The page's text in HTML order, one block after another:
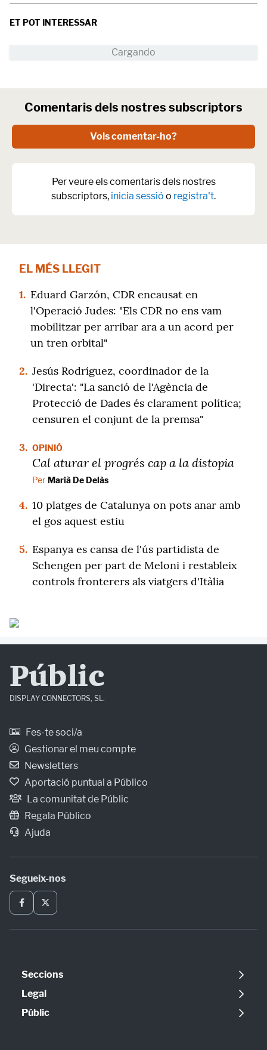
ET POT INTERESSAR
Comentaris dels nostres subscriptors
Vols comentar-ho?
Per veure els comentaris dels nostres
subscriptors, inicia sessió o registra't.
EL MÉS LLEGIT
1. Eduard Garzón, CDR encausat en
l'Operació Judes: "Els CDR no ens vam
mobilitzar per arribar ara a un acord per
un tren orbital"
2. Jesús Rodríguez, coordinador de la
'Directa': "La sanció de l'Agència de
Protecció de Dades és clarament política;
censuren el conjunt de la premsa"
3. OPINIÓ
Cal aturar el progrés cap a la distopia
Per Marià De Delàs
4. 10 platges de Catalunya on pots anar amb
el gos aquest estiu
5. Espanya es cansa de l'ús partidista de
Schengen per part de Meloni i restableix
controls fronterers als viatgers d'Itàlia
Públic
DISPLAY CONNECTORS, SL.
Fes-te soci/a
Gestionar el meu compte
Newsletters
Aportació puntual a Público
La comunitat de Públic
Regala Público
Ajuda
Segueix-nos
Seccions
Política
Opinió
Legal
Avís legal
Públic